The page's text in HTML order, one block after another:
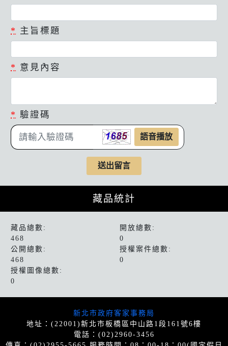
* 主旨標題
* 意見內容
* 驗證碼
語音播放
藏品統計
藏品總數:
468
開放總數:
0
公開總數:
468
授權案件總數:
0
授權圖像總數:
0
新北市政府客家事務局
地址：(22001)新北市板橋區中山路1段161號6樓
電話：(02)2960-3456